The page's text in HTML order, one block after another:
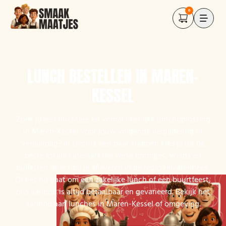
0
Of het nu gaat om een zakelijke lunch of een buurtfeest,
ons aanbod is altijd betaalbaar en gevarieerd. Bekijk het
aanbod aan lunches in Maren-Kessel of omgeving.